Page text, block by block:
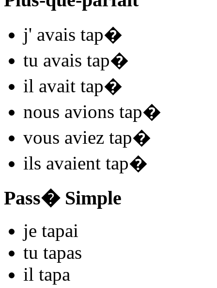
j' avais tap�
tu avais tap�
il avait tap�
nous avions tap�
vous aviez tap�
ils avaient tap�
Pass� Simple
je tapai
tu tapas
il tapa